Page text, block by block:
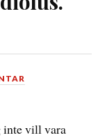
inte vill vara